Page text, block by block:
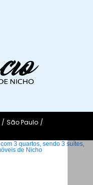
/ São Paulo /